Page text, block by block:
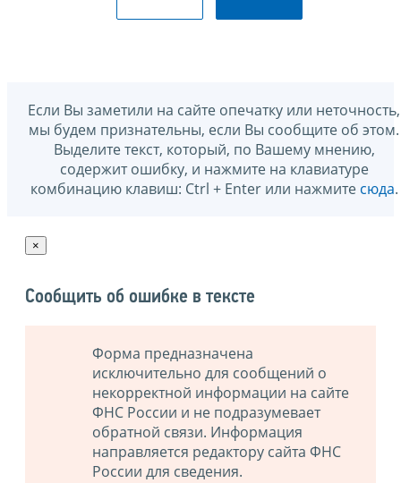
Если Вы заметили на сайте опечатку или неточность,
мы будем признательны, если Вы сообщите об этом.
Выделите текст, который, по Вашему мнению,
содержит ошибку, и нажмите на клавиатуре
комбинацию клавиш: Ctrl + Enter или нажмите сюда.
×
Сообщить об ошибке в тексте
Форма предназначена
исключительно для сообщений о
некорректной информации на сайте
ФНС России и не подразумевает
обратной связи. Информация
направляется редактору сайта ФНС
России для сведения.